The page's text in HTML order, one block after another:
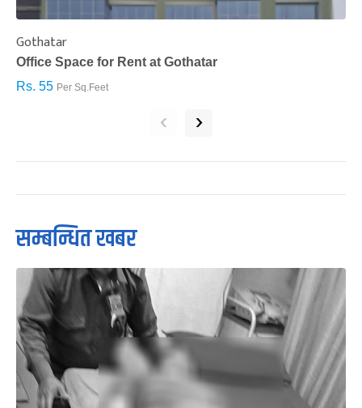
Gothatar
Office Space for Rent at Gothatar
Rs. 55 Per Sq.Feet
‹ ›
सम्बन्धित खबर